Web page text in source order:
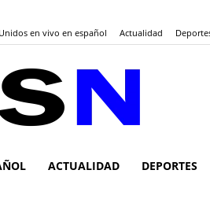
en vivo en español Actualidad
ACTUALIDAD DEPORTES